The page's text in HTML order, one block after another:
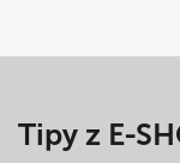
Tipy z E-